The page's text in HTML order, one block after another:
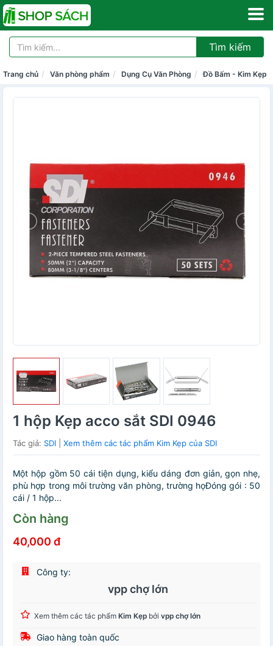
Tìm kiếm
Trang chủ Văn phòng phẩm Dụng Cụ Văn Phòng Đồ Bấm - Kim Kẹp
1 hộp Kẹp acco sắt SDI 0946
Tác giả: SDI Xem thêm các tác phẩm Kim Kẹp của SDI
Một hộp gồm 50 cái tiện dụng, kiểu dáng đơn giản, gọn nhẹ,
phù hợp trong môi trường văn phòng, trường họĐóng gói : 50
cái / 1 hộp...
Còn hàng
40,000 đ
Công ty:
vpp chợ lớn
Xem thêm các tác phẩm Kim Kẹp bởi vpp chợ lớn
Giao hàng toàn quốc